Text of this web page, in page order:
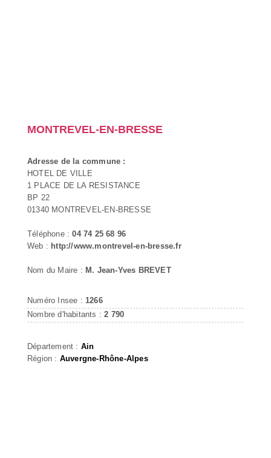
MONTREVEL-EN-BRESSE
Adresse de la commune :
HOTEL DE VILLE
1 PLACE DE LA RESISTANCE
BP 22
01340 MONTREVEL-EN-BRESSE
Téléphone :04 74 25 68 96
Web : http://www.montrevel-en-bresse.fr
Nom du Maire : M. Jean-Yves BREVET
Numéro Insee : 1266
Nombre d'habitants :2 790
Département : Ain
Région : Auvergne-Rhône-Alpes